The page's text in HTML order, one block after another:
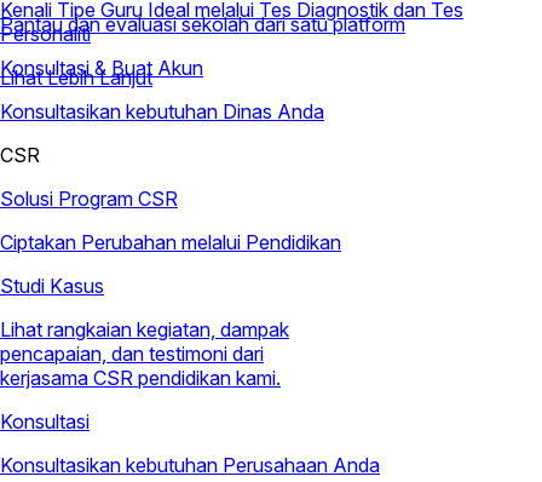
Pantau dan evaluasi sekolah dari satu platform
Konsultasi & Buat Akun
Konsultasikan kebutuhan Dinas Anda
CSR
Solusi Program CSR
Ciptakan Perubahan melalui Pendidikan
Studi Kasus
Lihat rangkaian kegiatan, dampak
pencapaian, dan testimoni dari
kerjasama CSR pendidikan kami.
Konsultasi
Konsultasikan kebutuhan Perusahaan Anda
Kenali Tipe Guru Ideal melalui Tes Diagnostik dan Tes
Personaliti
Lihat Lebih Lanjut